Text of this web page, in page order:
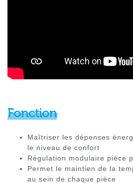
Fonction
Maîtriser les dépenses
le niveau de confort
Régulation modulaire pièce
Permet le maintien de la
au sein de chaque pièce